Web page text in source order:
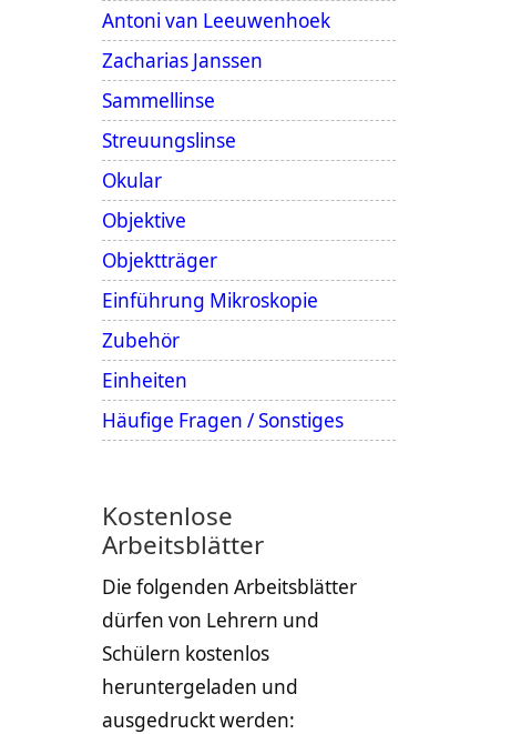
Antoni van Leeuwenhoek
Zacharias Janssen
Sammellinse
Streuungslinse
Okular
Objektive
Objektträger
Einführung Mikroskopie
Zubehör
Einheiten
Häufige Fragen / Sonstiges
Kostenlose
Arbeitsblätter
Die folgenden Arbeitsblätter
dürfen von Lehrern und
Schülern kostenlos
heruntergeladen und
ausgedruckt werden: